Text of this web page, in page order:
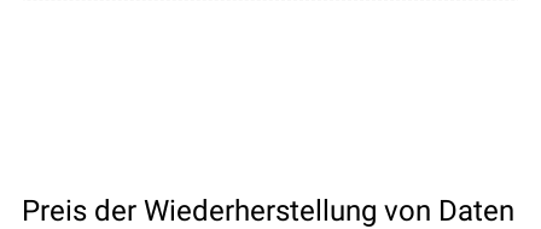
Preis der Wiederherstellung von Daten